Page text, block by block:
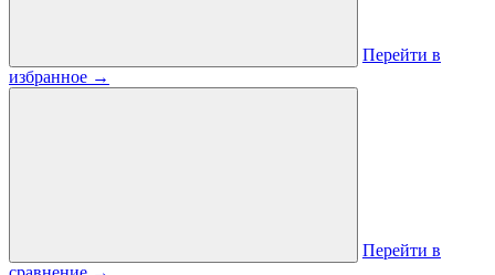
Перейти в
избранное →
Перейти в